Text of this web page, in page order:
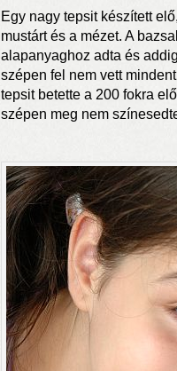
Egy nagy tepsit készített
mustárt és a mézet. A
alapanyaghoz adta és
szépen fel nem vett
tepsit betette a 200 fokra
szépen meg nem